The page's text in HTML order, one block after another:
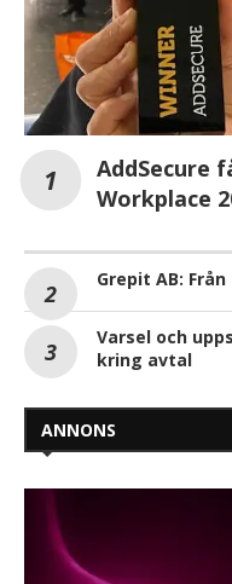
AddSecure
Workplace
Grepit AB:
Varsel och
kring avtal
ANNONS